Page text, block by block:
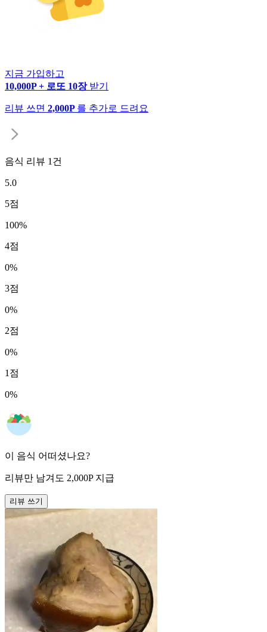
지금 가입하고
10,000P + 로또 10장 받기
리뷰 쓰면 2,000P 를 추가로 드려요
음식 리뷰 1 건
5.0
5점
100%
4점
0%
3점
0%
2점
0%
1 점
0%
이 음식 어떠셨나요?
리뷰만 남겨도 2,000P 지급
리뷰 쓰기